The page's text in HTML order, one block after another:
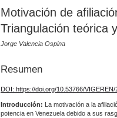
Motivación de
Triangulación teórica
Jorge Valencia Ospina
Resumen
DOI: https://doi.org/10.53766/VIGEREN/
Introducción: La motivación a la
potencia en Venezuela debido a sus